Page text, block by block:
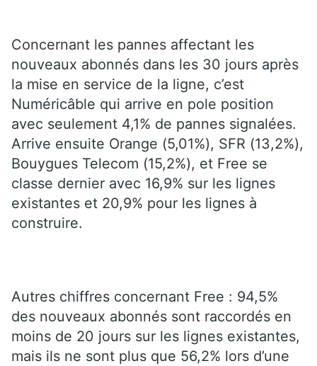
Concernant les pannes affectant les
nouveaux abonnés dans les 30 jours après
la mise en service de la ligne, c’est
Numéricâble qui arrive en pole position
avec seulement 4,1% de pannes signalées.
Arrive ensuite Orange (5,01%), SFR (13,2%),
Bouygues Telecom (15,2%), et Free se
classe dernier avec 16,9% sur les lignes
existantes et 20,9% pour les lignes à
construire.
Autres chiffres concernant Free : 94,5%
des nouveaux abonnés sont raccordés en
moins de 20 jours sur les lignes existantes,
mais ils ne sont plus que 56,2% lors d’une